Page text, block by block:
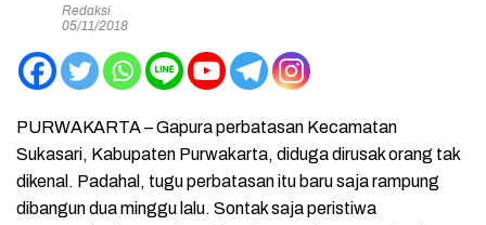
Redaksi
05/11/2018
PURWAKARTA – Gapura perbatasan Kecamatan
Sukasari, Kabupaten Purwakarta, diduga dirusak orang tak
dikenal. Padahal, tugu perbatasan itu baru saja rampung
dibangun dua minggu lalu. Sontak saja peristiwa